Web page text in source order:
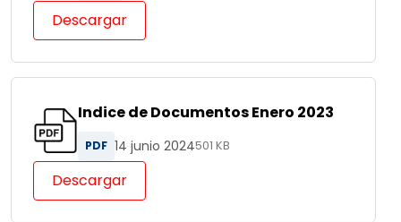
Descargar
Indice de Documentos Enero 2023
PDF 14 junio 2024501 KB
Descargar